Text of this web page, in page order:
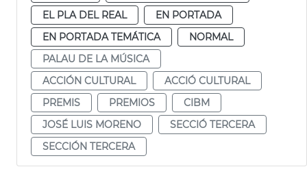
EL PLA DEL REAL
EN PORTADA
EN PORTADA TEMÁTICA
NORMAL
PALAU DE LA MÚSICA
ACCIÓN CULTURAL
ACCIÓ CULTURAL
PREMIS
PREMIOS
CIBM
JOSÉ LUIS MORENO
SECCIÓ TERCERA
SECCIÓN TERCERA